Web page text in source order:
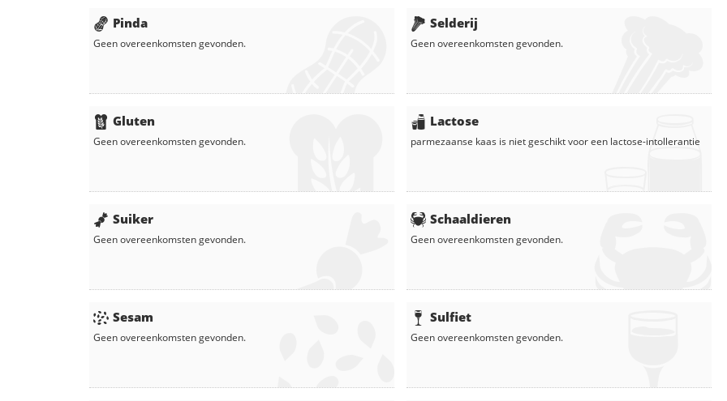
Pinda
Geen overeenkomsten gevonden.
Gluten
Geen overeenkomsten gevonden.
Suiker
Geen overeenkomsten gevonden.
Sesam
Geen overeenkomsten gevonden.
Selderij
Geen overeenkomsten gevonden.
Lactose
parmezaanse kaas is niet geschikt voor een lactose-intollerantie
Schaaldieren
Geen overeenkomsten gevonden.
Sulfiet
Geen overeenkomsten gevonden.